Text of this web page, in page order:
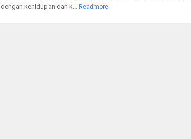
dengan kehidupan dan k...
Readmore